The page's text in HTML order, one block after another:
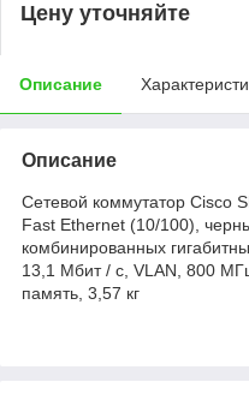
Цену уточняйте
Описание
Описание
Сетевой коммутатор Cisco
Fast Ethernet (10/100),
комбинированных
13,1 Мбит / с, VLAN, 800
память, 3,57 кг